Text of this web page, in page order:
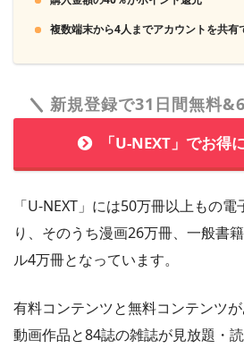
コミックシーモアではポイントをそ
ューを利用したほうが遥かにお得で
複数端末から4人までアカウントを共有
新規登録で31日間無料
「U-NEXT」でお得
「U-NEXT」には50万冊以上もの
り、そのうち漫画26万冊、一般書
ル4万冊となっています。
有料コンテンツと無料コンテンツ
動画作品と84誌の雑誌が見放題・